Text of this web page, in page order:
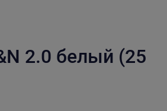
2.0 белый (25